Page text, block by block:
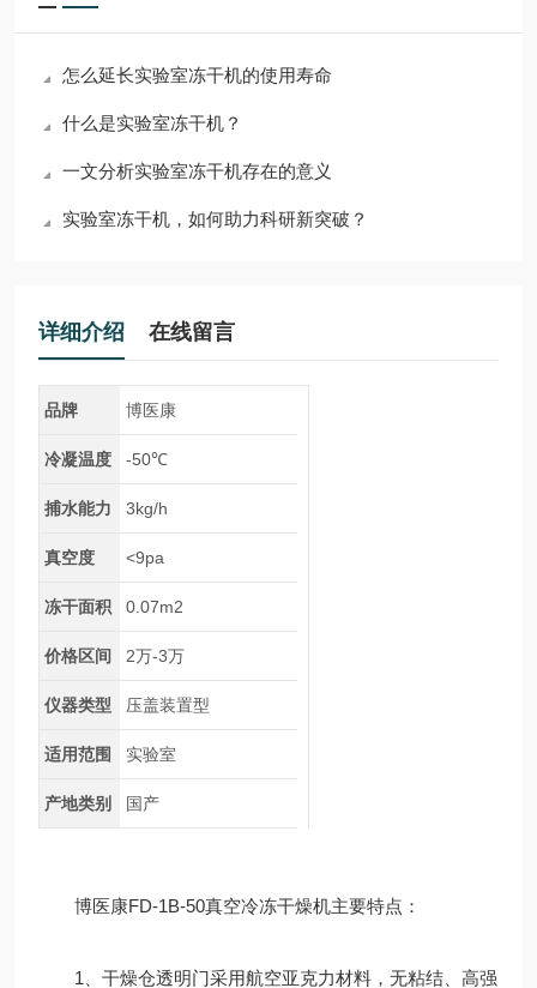
怎么延长实验室冻干机的使用寿命
什么是实验室冻干机？
一文分析实验室冻干机存在的意义
实验室冻干机，如何助力科研新突破？
详细介绍 在线留言
品牌 博医康
冷凝温度 -50℃
捕水能力 3kg/h
真空度 <9pa
冻干面积 0.07m2
价格区间 2万-3万
仪器类型 压盖装置型
适用范围 实验室
产地类别 国产
博医康FD-1B-50真空冷冻干燥机主要特点：
1、干燥仓透明门采用航空亚克力材料，无粘结、高强